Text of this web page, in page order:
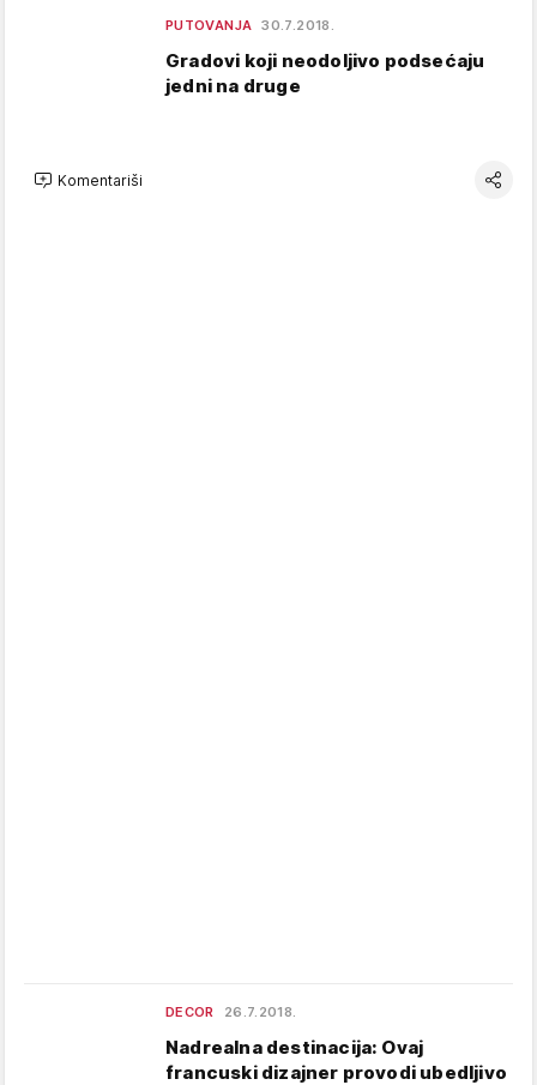
PUTOVANJA 30.7.2018.
Gradovi koji neodoljivo podsećaju
jedni na druge
Komentariši
DECOR 26.7.2018.
Nadrealna destinacija: Ovaj
francuski dizajner provodi ubedljivo